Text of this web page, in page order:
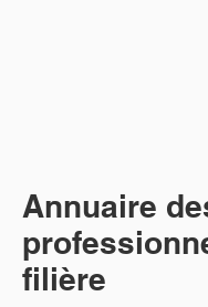
Annuaire
filière